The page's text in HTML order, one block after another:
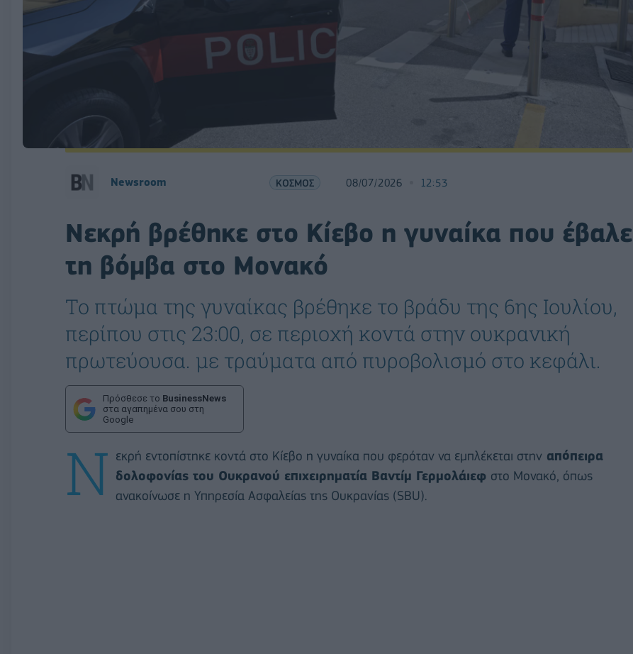
Newsroom ΚΟΣΜΟΣ 08/07/2026 12:53
Νεκρή βρέθηκε στο Κίεβο η γυναίκα που έβαλε
τη βόμβα στο Μονακό
Το πτώμα της γυναίκας βρέθηκε το βράδυ της 6ης Ιουλίου,
περίπου στις 23:00, σε περιοχή κοντά στην ουκρανική
πρωτεύουσα. με τραύματα από πυροβολισμό στο κεφάλι.
Πρόσθεσε το BusinessNews
στα αγαπημένα σου στη
Google
Ν εκρή εντοπίστηκε κοντά στο Κίεβο η γυναίκα που φερόταν να εμπλέκεται στην απόπειρα
δολοφονίας του Ουκρανού επιχειρηματία Βαντίμ Γερμολάιεφ στο Μονακό, όπως
ανακοίνωσε η Υπηρεσία Ασφαλείας της Ουκρανίας (SBU).